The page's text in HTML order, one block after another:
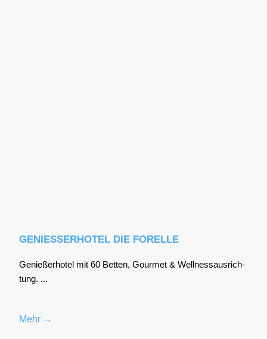
GENIESSERHOTEL DIE FORELLE
Genie­ßer­ho­tel mit 60 Bet­ten, Gour­met & Well­ness­aus­rich­
tung. ...
Mehr →